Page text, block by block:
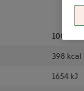
100 Gram
398 kcal
1654 kJ